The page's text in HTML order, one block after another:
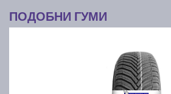
ПОДОБНИ ГУМИ